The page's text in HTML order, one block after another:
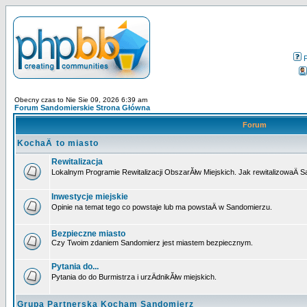
Obecny czas to Nie Sie 09, 2026 6:39 am
Forum Sandomierskie Strona Główna
Forum
KochaÄ to miasto
Rewitalizacja
Lokalnym Programie Rewitalizacji ObszarĂłw Miejskich. Jak rewitalizowaÄ
Inwestycje miejskie
Opinie na temat tego co powstaje lub ma powstaÄ w Sandomierzu.
Bezpieczne miasto
Czy Twoim zdaniem Sandomierz jest miastem bezpiecznym.
Pytania do...
Pytania do do Burmistrza i urzÄdnikĂłw miejskich.
Grupa Partnerska Kocham Sandomierz